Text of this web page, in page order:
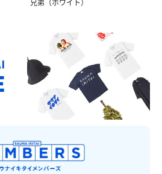
兄弟（ホワイト）